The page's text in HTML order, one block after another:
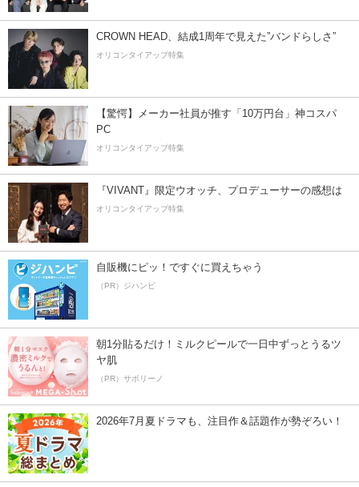
CROWN HEAD、結成1周年で見えた”バンドらしさ”
オリコンタイアップ特集
【驚愕】メーカー社員が推す「10万円台」神コスパ
PC
オリコンタイアップ特集
『VIVANT』限定ウオッチ、プロデューサーの感想は
オリコンタイアップ特集
自販機にピッ！ですぐに買えちゃう
（PR）ジハンピ
朝1分貼るだけ！ミルクピールで一日中ずっとうるツ
ヤ肌
（PR）サボリーノ
2026年7月夏ドラマも、注目作＆話題作が勢ぞろい！